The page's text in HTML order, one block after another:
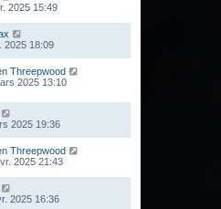
2025 15:49
2025 18:09
Threepwood
2025 13:10
2025 19:36
Threepwood
2025 21:43
2025 16:36